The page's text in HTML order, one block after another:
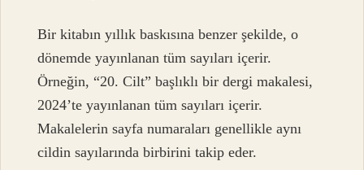
Bir kitabın yıllık baskısına benzer şekilde, o
dönemde yayınlanan tüm sayıları içerir.
Örneğin, “20. Cilt” başlıklı bir dergi makalesi,
2024’te yayınlanan tüm sayıları içerir.
Makalelerin sayfa numaraları genellikle aynı
cildin sayılarında birbirini takip eder.